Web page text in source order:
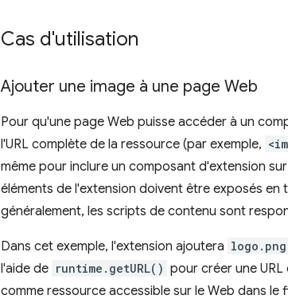
Cas d'utilisation
Ajouter une image à une page Web
Pour qu'une page Web puisse accéder à un
l'URL complète de la ressource (par exemple,
même pour inclure un composant d'extension
éléments de l'extension doivent être exposés en
généralement, les scripts de contenu sont
Dans cet exemple, l'extension ajoutera logo.png
l'aide de runtime.getURL() pour créer une
comme ressource accessible sur le Web dans le